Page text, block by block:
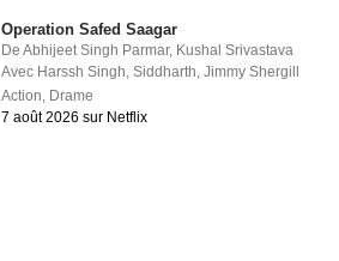
Operation Safed Saagar
DeAbhijeet Singh Parmar, Kushal Srivastava
Avec Harssh Singh,Siddharth,Jimmy Shergill
Action, Drame
7 août 2026 sur Netflix